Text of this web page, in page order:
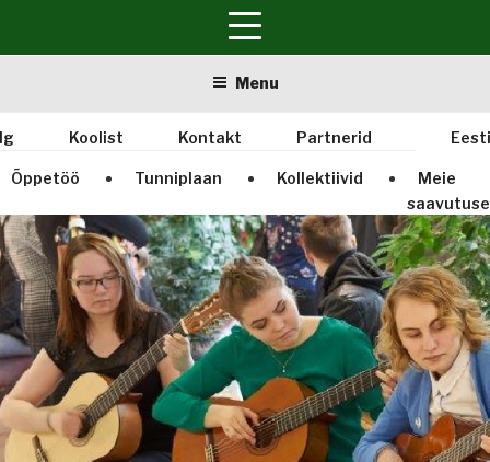
Menu
Koolist Kontakt Partnerid
Õppetöö Tunniplaan Kollektiivid
Meie